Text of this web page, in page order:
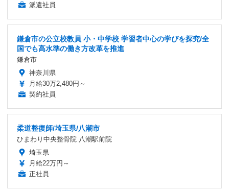
派遣社員
鎌倉市の公立校教員 小・中学校 学習者中心の学びを探究/全
国でも高水準の働き方改革を推進
鎌倉市
神奈川県
月給30万2,480円～
契約社員
柔道整復師/埼玉県/八潮市
ひまわり中央整骨院 八潮駅前院
埼玉県
月給22万円～
正社員